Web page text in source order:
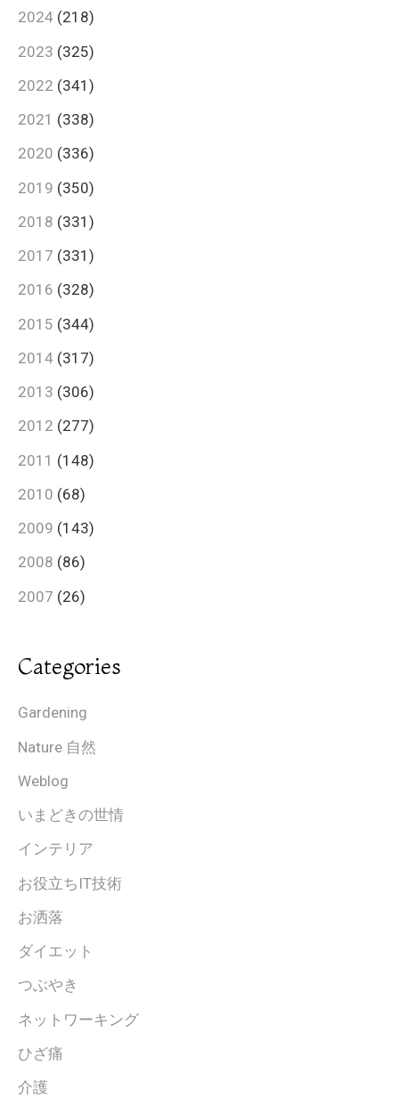
2024 (218)
2023 (325)
2022 (341)
2021 (338)
2020 (336)
2019 (350)
2018 (331)
2017 (331)
2016 (328)
2015 (344)
2014 (317)
2013 (306)
2012 (277)
2011 (148)
2010 (68)
2009 (143)
2008 (86)
2007 (26)
Categories
Gardening
Nature 自然
Weblog
いまどきの世情
インテリア
お役立ちIT技術
お洒落
ダイエット
つぶやき
ネットワーキング
ひざ痛
介護